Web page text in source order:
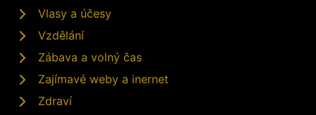
Vlasy a účesy
Vzdělání
Zábava a volný čas
Zajímavé weby a inernet
Zdraví